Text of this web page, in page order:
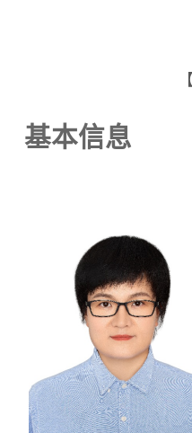
基本信息